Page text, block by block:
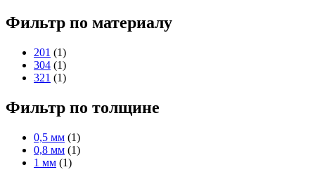
Фильтр по материалу
201 (1)
304 (1)
321 (1)
Фильтр по толщине
0,5 мм (1)
0,8 мм (1)
1 мм (1)